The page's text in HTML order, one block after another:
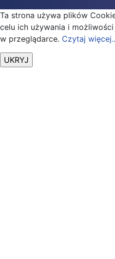
Ta strona używa plików
celu ich używania i
w przeglądarce. Czytaj